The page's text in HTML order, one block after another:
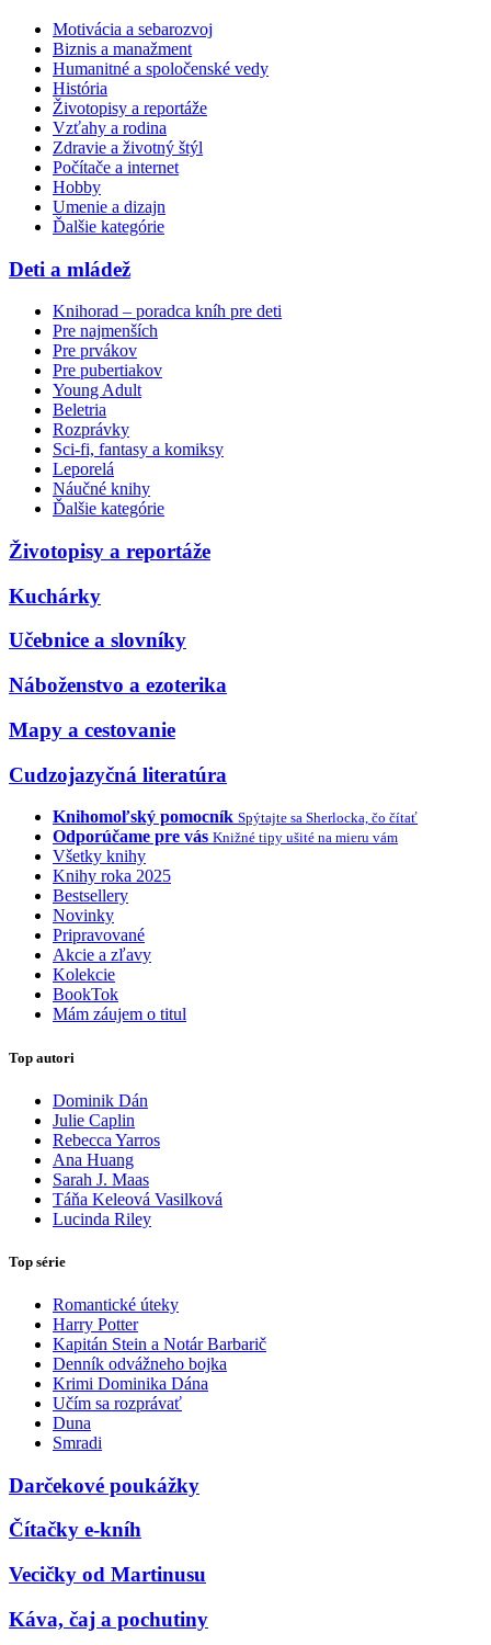
Motivácia a sebarozvoj
Biznis a manažment
Humanitné a spoločenské vedy
História
Životopisy a reportáže
Vzťahy a rodina
Zdravie a životný štýl
Počítače a internet
Hobby
Umenie a dizajn
Ďalšie kategórie
Deti a mládež
Knihorad – poradca kníh pre deti
Pre najmenších
Pre prvákov
Pre pubertiakov
Young Adult
Beletria
Rozprávky
Sci-fi, fantasy a komiksy
Leporelá
Náučné knihy
Ďalšie kategórie
Životopisy a reportáže
Kuchárky
Učebnice a slovníky
Náboženstvo a ezoterika
Mapy a cestovanie
Cudzojazyčná literatúra
Knihomoľský pomocník Spýtajte sa Sherlocka, čo čítať
Odporúčame pre vás Knižné tipy ušité na mieru vám
Všetky knihy
Knihy roka 2025
Bestsellery
Novinky
Pripravované
Akcie a zľavy
Kolekcie
BookTok
Mám záujem o titul
Top autori
Dominik Dán
Julie Caplin
Rebecca Yarros
Ana Huang
Sarah J. Maas
Táňa Keleová Vasilková
Lucinda Riley
Top série
Romantické úteky
Harry Potter
Kapitán Stein a Notár Barbarič
Denník odvážneho bojka
Krimi Dominika Dána
Učím sa rozprávať
Duna
Smradi
Darčekové poukážky
Čítačky e-kníh
Vecičky od Martinusu
Káva, čaj a pochutiny